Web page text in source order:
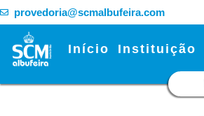
provedoria@scmalbufeira.com
Início Instituição